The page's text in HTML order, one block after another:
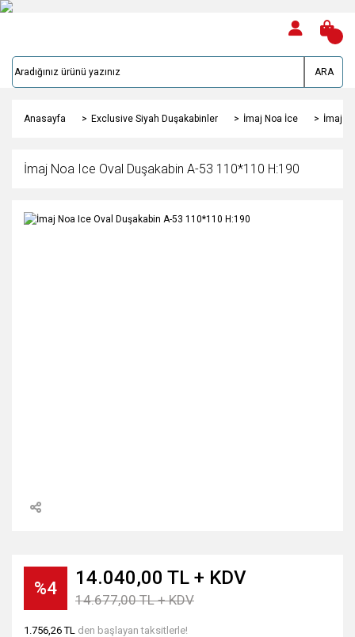
ARA
Anasayfa Exclusive Siyah Duşakabinler İmaj Noa İce İmaj
İmaj Noa Ice Oval Duşakabin A-53 110*110 H:190
%4 14.040,00 TL + KDV
14.677,00 TL + KDV
1.756,26 TL den başlayan taksitlerle!